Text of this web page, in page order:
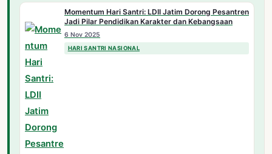
Momentum Hari Santri: LDII Jatim Dorong Pesantren
Jadi Pilar Pendidikan Karakter dan Kebangsaan
6 Nov 2025
HARI SANTRI NASIONAL